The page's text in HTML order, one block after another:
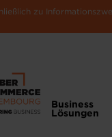
zu
Business
Lösungen